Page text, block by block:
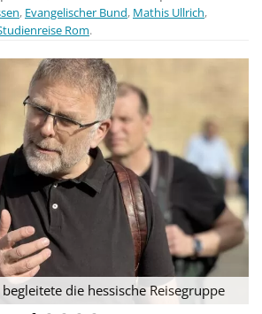
n
, Evangelischer Bund, Mathis Ullrich,
Rom.
die hessische Reisegruppe